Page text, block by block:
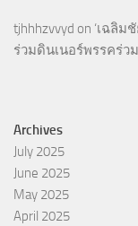
tjhhhzvvyd on ‘เฉลิม
ร่วมดินเนอร์พรรคร่วม
Archives
July 2025
June 2025
May 2025
April 2025